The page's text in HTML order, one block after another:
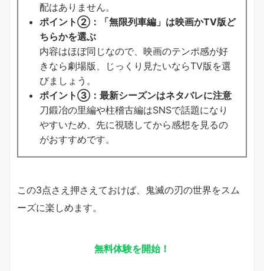
配はありません。
ポイント②：「無限列車編」は映画かTV版ど
ちらかを選ぶ
内容はほぼ同じなので、映画のテンポ感が好
きなら劇場版、じっくり見たいならTV版を選
びましょう。
ポイント③：最新シーズンはネタバレに注意
刀鍛冶の里編や柱稽古編はSNSで話題になり
やすいため、先に視聴してから感想を見るの
がおすすめです。
この3点さえ押さえておけば、鬼滅の刃の世界をスム
ーズに楽しめます。
無料体験を開始！